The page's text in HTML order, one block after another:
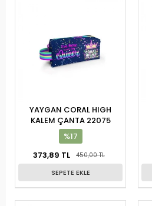
YAYGAN CORAL HIGH
KALEM ÇANTA 22075
%17
373,89 TL
450,00 TL
SEPETE EKLE